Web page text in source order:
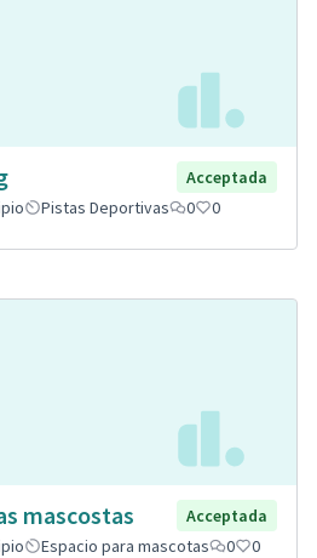
Acceptada
Pistas Deportivas 0 0
mascostas
Acceptada
Espacio para mascotas 0 0